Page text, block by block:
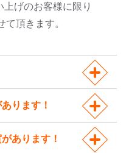
げのお客様に限り
頂きます。
ります！
あります！